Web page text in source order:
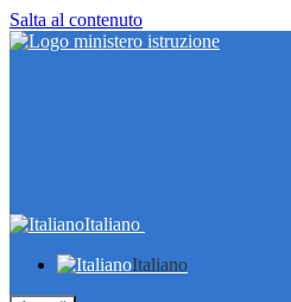
Salta al contenuto
Italiano
Italiano